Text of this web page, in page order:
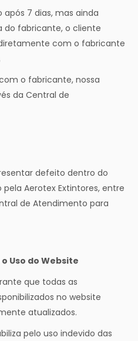
7 dias, mas ainda
do fabricante, o cliente
com o fabricante
o fabricante, nossa
da Central de
defeito dentro do
Aerotex Extintores, entre
de Atendimento para
Uso do Website
que todas as
no website
atualizados.
pelo uso indevido das